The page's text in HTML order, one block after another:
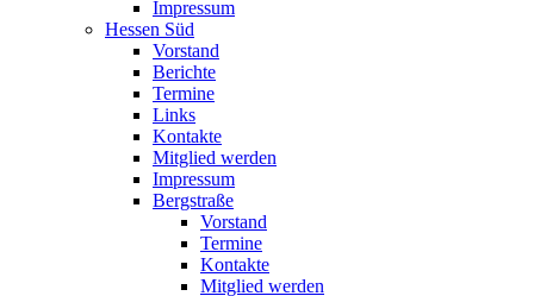
Impressum
Hessen Süd
Vorstand
Berichte
Termine
Links
Kontakte
Mitglied werden
Impressum
Bergstraße
Vorstand
Termine
Kontakte
Mitglied werden